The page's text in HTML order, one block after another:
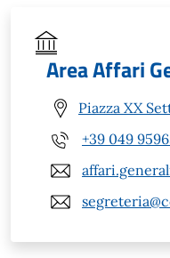
Area Affari
Piazza XX
+39 049